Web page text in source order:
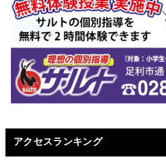
アクセスランキング